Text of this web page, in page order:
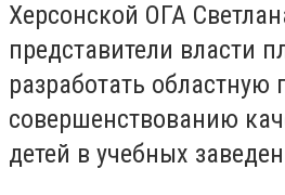
Херсонской ОГА
представители власти
разработать областную
совершенствованию
детей в учебных